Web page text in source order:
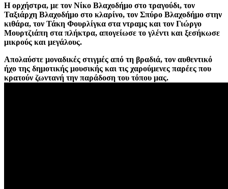
Η ορχήστρα, με τον Νίκο Βλαχοδήμο στο τραγούδι, τον
Ταξιάρχη Βλαχοδήμο στο κλαρίνο, τον Σπύρο Βλαχοδήμο στην
κιθάρα, τον Τάκη Φουρλίγκα στα ντραμς και τον Γιώργο
Μουρτζιάπη στα πλήκτρα, απογείωσε το γλέντι και ξεσήκωσε
μικρούς και μεγάλους.
Απολαύστε μοναδικές στιγμές από τη βραδιά, τον αυθεντικό
ήχο της δημοτικής μουσικής και τις χαρούμενες παρέες που
κρατούν ζωντανή την παράδοση του τόπου μας.